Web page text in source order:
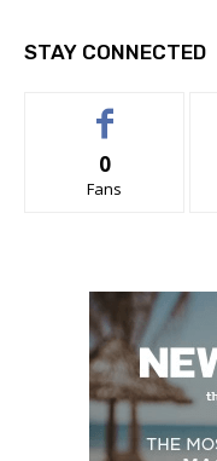
STAY CONNECTED
0
Fans